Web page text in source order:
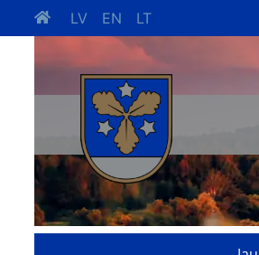
LV EN LT